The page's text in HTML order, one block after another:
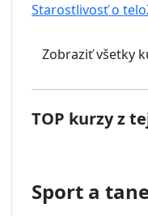
Starostlivosť o telo
Zobraziť všetky
TOP kurzy z
Sport a